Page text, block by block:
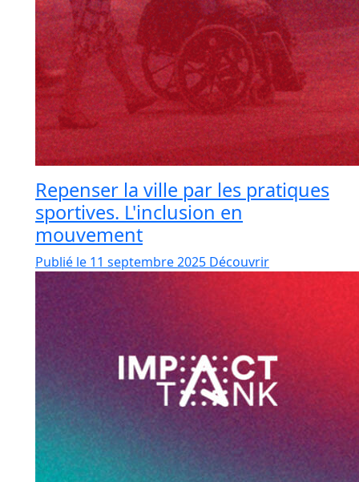
Repenser la ville par les pratiques
sportives. L'inclusion en
mouvement
Publié le 11 septembre 2025 Découvrir